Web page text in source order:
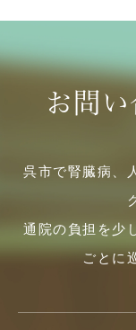
お問
呉市で腎臓病、
通院の負担を少
ごとに